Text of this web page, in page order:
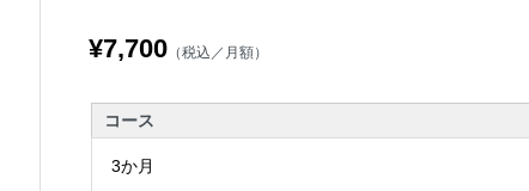
¥7,700（税込／月額）
コース